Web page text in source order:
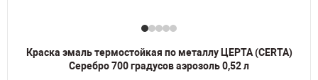
Краска эмаль термостойкая по металлу ЦЕРТА (CERTA)
Серебро 700 градусов аэрозоль 0,52 л